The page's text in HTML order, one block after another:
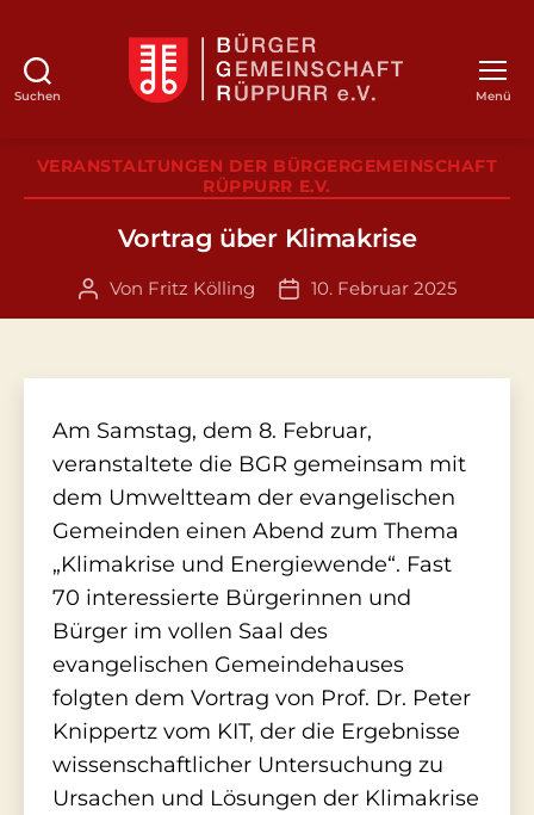
Suchen Menü
Kategorien
VERANSTALTUNGEN DER BÜRGERGEMEINSCHAFT
RÜPPURR E.V.
Vortrag über Klimakrise
Beitragsautor
Von Fritz Kölling Veröffentlichungsdatum
10. Februar 2025
Am Samstag, dem 8. Februar,
veranstaltete die BGR gemeinsam mit
dem Umweltteam der evangelischen
Gemeinden einen Abend zum Thema
„Klimakrise und Energiewende“. Fast
70 interessierte Bürgerinnen und
Bürger im vollen Saal des
evangelischen Gemeindehauses
folgten dem Vortrag von Prof. Dr. Peter
Knippertz vom KIT, der die Ergebnisse
wissenschaftlicher Untersuchung zu
Ursachen und Lösungen der Klimakrise